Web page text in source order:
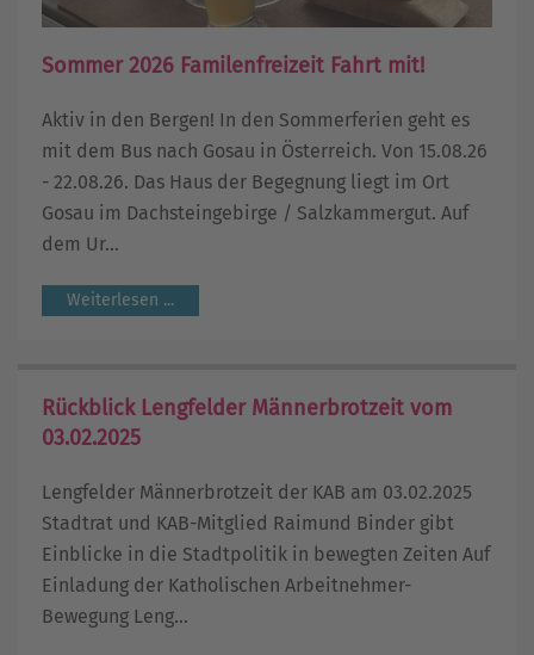
Sommer 2026 Familenfreizeit Fahrt mit!
Aktiv in den Bergen! In den Sommerferien geht es
mit dem Bus nach Gosau in Österreich. Von 15.08.26
- 22.08.26. Das Haus der Begegnung liegt im Ort
Gosau im Dachsteingebirge / Salzkammergut. Auf
dem Ur...
Weiterlesen ...
Rückblick Lengfelder Männerbrotzeit vom
03.02.2025
Lengfelder Männerbrotzeit der KAB am 03.02.2025
Stadtrat und KAB-Mitglied Raimund Binder gibt
Einblicke in die Stadtpolitik in bewegten Zeiten Auf
Einladung der Katholischen Arbeitnehmer-
Bewegung Leng...